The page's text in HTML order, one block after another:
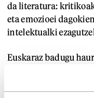
da literatura:
eta emozioei
intelektualki
Euskaraz badugu
literatura itzulia eta